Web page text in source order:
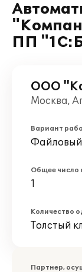
ПП
ООО
Москва,
Вариант
Файловый
Общее число
1
Количество
Толстый
Партнер,